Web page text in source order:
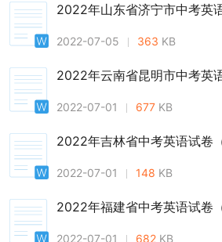
2022年山东省济宁市中考英
2022-07-05 363 KB
2022年云南省昆明市中考英
2022-07-01 677 KB
2022年吉林省中考英语试卷
2022-07-01 148 KB
2022年福建省中考英语试卷
2022-07-01 682 KB